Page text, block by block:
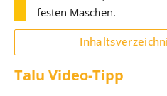
festen Maschen.
Talu Video-Tipp